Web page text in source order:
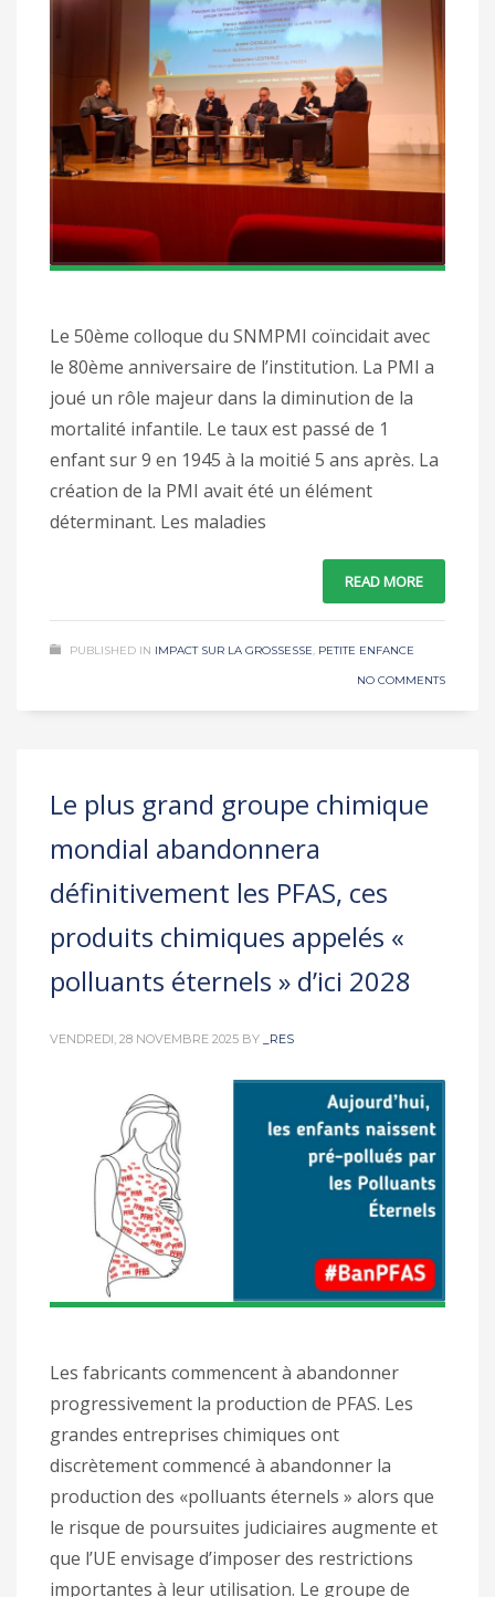
Le 50ème colloque du SNMPMI coïncidait avec
le 80ème anniversaire de l’institution. La PMI a
joué un rôle majeur dans la diminution de la
mortalité infantile. Le taux est passé de 1
enfant sur 9 en 1945 à la moitié 5 ans après. La
création de la PMI avait été un élément
déterminant. Les maladies
READ MORE
PUBLISHED IN IMPACT SUR LA GROSSESSE, PETITE ENFANCE
NO COMMENTS
Le plus grand groupe chimique
mondial abandonnera
définitivement les PFAS, ces
produits chimiques appelés «
polluants éternels » d’ici 2028
VENDREDI, 28 NOVEMBRE 2025 BY _RES
Les fabricants commencent à abandonner
progressivement la production de PFAS. Les
grandes entreprises chimiques ont
discrètement commencé à abandonner la
production des «polluants éternels » alors que
le risque de poursuites judiciaires augmente et
que l’UE envisage d’imposer des restrictions
importantes à leur utilisation. Le groupe de